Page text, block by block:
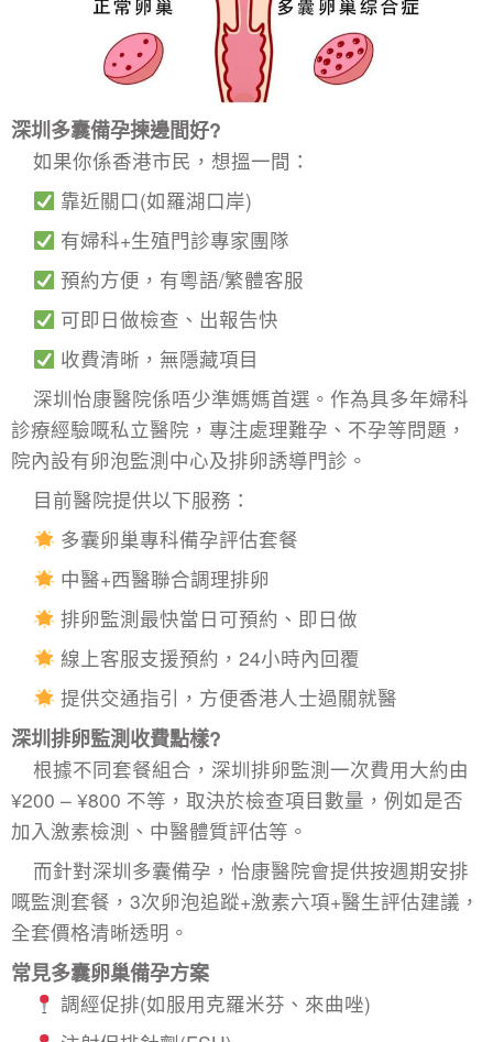
深圳多囊備孕揀邊間好?
如果你係香港市民，想搵一間：
靠近關口(如羅湖口岸)
有婦科+生殖門診專家團隊
預約方便，有粵語/繁體客服
可即日做檢查、出報告快
收費清晰，無隱藏項目
深圳怡康醫院係唔少準媽媽首選。作為具多年婦科
診療經驗嘅私立醫院，專注處理難孕、不孕等問題，
院內設有卵泡監測中心及排卵誘導門診。
目前醫院提供以下服務：
多囊卵巢專科備孕評估套餐
中醫+西醫聯合調理排卵
排卵監測最快當日可預約、即日做
線上客服支援預約，24小時內回覆
提供交通指引，方便香港人士過關就醫
深圳排卵監測收費點樣?
根據不同套餐組合， 深圳排卵監測一次費用大約由
¥200 – ¥800 不等，取決於檢查項目數量，例如是否
加入激素檢測、中醫體質評估等。
而針對深圳多囊備孕，怡康醫院會提供按週期安排
嘅監測套餐，3次卵泡追蹤+激素六項+醫生評估建議，
全套價格清晰透明。
常見多囊卵巢備孕方案
調經促排(如服用克羅米芬、來曲唑)